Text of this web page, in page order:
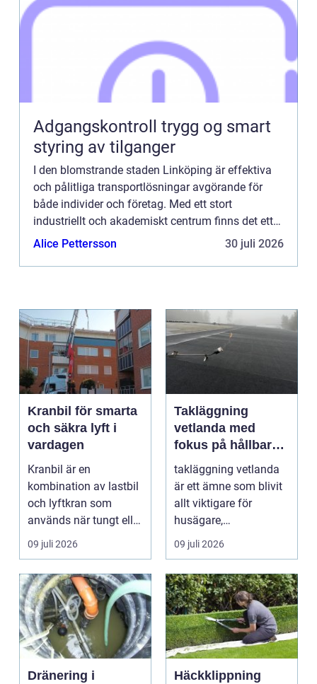
Adgangskontroll trygg og smart
styring av tilganger
I den blomstrande staden Linköping är effektiva
och pålitliga transportlösningar avgörande för
både individer och företag. Med ett stort
industriellt och akademiskt centrum finns det ett
konstant behov av tra...
Alice Pettersson 30 juli 2026
Kranbil för smarta
och säkra lyft i
vardagen
Kranbil är en
kombination av lastbil
och lyftkran som
används när tungt eller
skrymma...
09 juli 2026
Takläggning
vetlanda med
fokus på hållbara
tak och trygga hus
takläggning vetlanda
är ett ämne som blivit
allt viktigare för
husägare,
bostadsrättsföreningar
09 juli 2026
Dränering i
Häckklippning